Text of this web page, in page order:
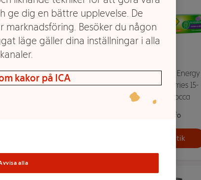
Mineral Järn flytande
250ml ICA Hjärtat
Multivitamin Energy
Cassis & Berries 15-
pack Berocca
Mer info
Välj butik
ge dig en bättre upplevelse. De
marknadsföring. Besöker du någon
läge gäller dina inställningar i alla
kanaler.
kakor på ICA
alla